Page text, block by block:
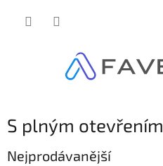
S plným otevřením
Nejprodávanější